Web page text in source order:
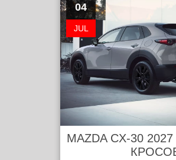
04
JUL
MAZDA CX-30